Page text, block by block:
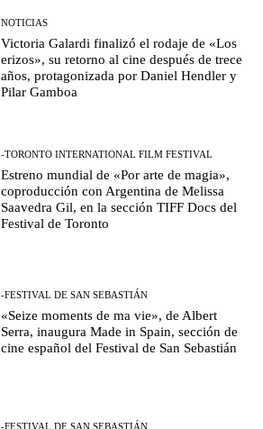
NOTICIAS
Victoria Galardi finalizó el rodaje de «Los
erizos», su retorno al cine después de trece
años, protagonizada por Daniel Hendler y
Pilar Gamboa
-TORONTO INTERNATIONAL FILM FESTIVAL
Estreno mundial de «Por arte de magia»,
coproducción con Argentina de Melissa
Saavedra Gil, en la sección TIFF Docs del
Festival de Toronto
-FESTIVAL DE SAN SEBASTIÁN
«Seize moments de ma vie», de Albert
Serra, inaugura Made in Spain, sección de
cine español del Festival de San Sebastián
-FESTIVAL DE SAN SEBASTIÁN